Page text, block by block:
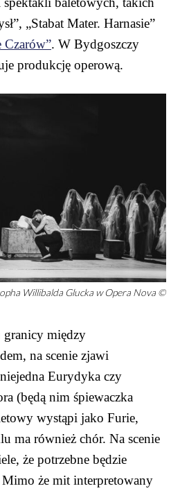
„Stabat Mater. Harnasie”
. W Bydgoszczy
produkcję operową.
Willibalda Glucka w Opera Nova ©
granicy między
na scenie zjawi
Eurydyka czy
(będą nim śpiewaczka
wystąpi jako Furie,
ma również chór. Na scenie
że potrzebne będzie
Mimo że mit interpretowany